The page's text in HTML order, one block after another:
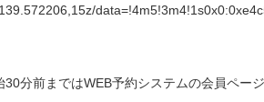
30分前まではWEB予約システムの会員ペー